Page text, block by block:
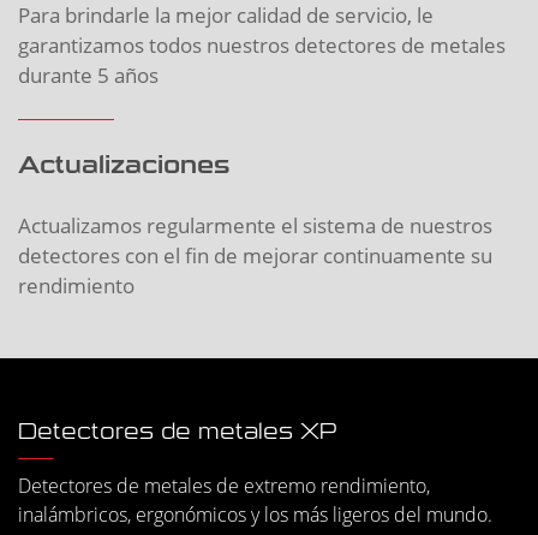
Para brindarle la mejor calidad de servicio, le
garantizamos todos nuestros detectores de metales
durante 5 años
Actualizaciones
Actualizamos regularmente el sistema de nuestros
detectores con el fin de mejorar continuamente su
rendimiento
Detectores de metales XP
Detectores de metales de extremo rendimiento,
inalámbricos, ergonómicos y los más ligeros del mundo.